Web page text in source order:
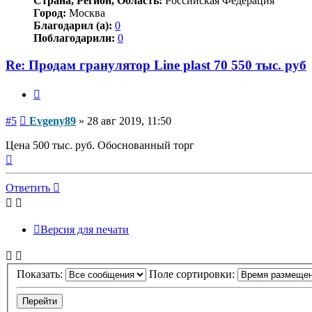
Город: Москва
Благодарил (а): 0
Поблагодарили: 0
Re: Продам гранулятор Line plast 70 550 тыс. руб
#5 Сообщение
Evgeny89 » 28 авг 2019, 11:50
Цена 500 тыс. руб. Обоснованный торг
началу
Ответить
Версия для печати
Показать: Поле сортировки: